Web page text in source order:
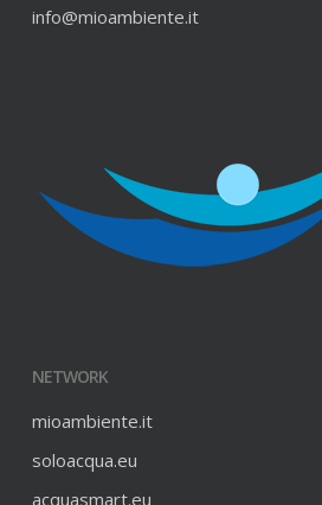
info@mioambiente.it
NETWORK
mioambiente.it
soloacqua.eu
acquasmart.eu